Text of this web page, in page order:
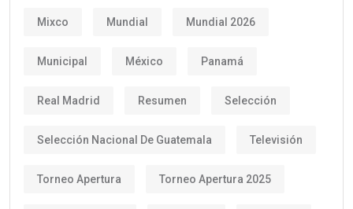
Mixco Mundial Mundial 2026
Municipal México Panamá
Real Madrid Resumen Selección
Selección Nacional De Guatemala Televisión
Torneo Apertura Torneo Apertura 2025